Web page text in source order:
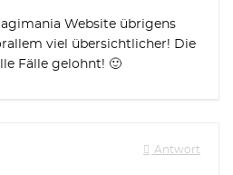
Website übrigens
viel übersichtlicher! Die
Fälle gelohnt! 🙂
Antwort